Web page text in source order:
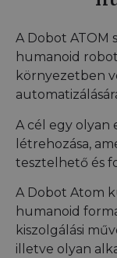
A Dobot ATOM
humanoid
környezetben
A cél egy olyan
létrehozása,
tesztelhető és
A Dobot Atom
humanoid
kiszolgálási
illetve olyan